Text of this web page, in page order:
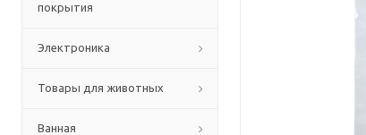
покрытия
Электроника
Товары для животных
Ванная